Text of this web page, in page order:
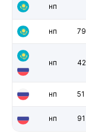
нп
нп 79
нп 42
нп 51
нп 91